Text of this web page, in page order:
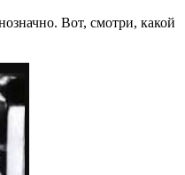
Вот, смотри, какой